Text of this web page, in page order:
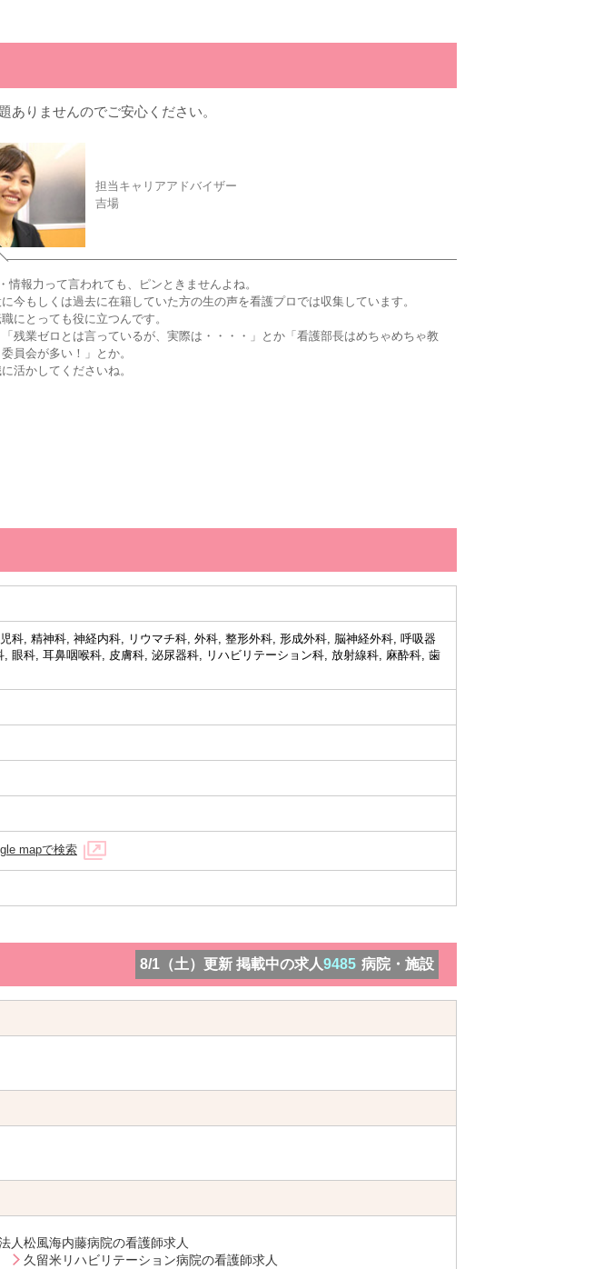
りませんのでご安心ください。
担当キャリアアドバイザー
吉場
情報力って言われても、ピンときませんよね。
今もしくは過去に在籍していた方の生の声を看護プロでは収集しています。
にとっても役に立つんです。
残業ゼロとは言っているが、実際は・・・・」とか「看護部長はめちゃめちゃ教
員会が多い！」とか。
活かしてくださいね。
科, 精神科, 神経内科, リウマチ科, 外科, 整形外科, 形成外科, 脳神経外科, 呼吸器
眼科, 耳鼻咽喉科, 皮膚科, 泌尿器科, リハビリテーション科, 放射線科, 麻酔科, 歯
mapで検索
8/1（土）更新 掲載中の求人9485 病院・施設
人松風海内藤病院の看護師求人
久留米リハビリテーション病院の看護師求人